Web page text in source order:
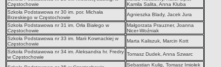
Częstochowie
Kamila Salita, Anna Kluba
Szkoła Podstawowa nr 30 im. por. Michała
Brzeskiego w Częstochowie
Agnieszka Blady, Jacek Jura
Szkoła Podstawowa nr 31 im. Orła Białego w
Częstochowie
Małgorzata Prauzner, Joanna
Nicer-Woźniak
Szkoła Podstawowa nr 33 im. Marii Kownackiej w
Częstochowie
Marta Kaliszuk, Marcin Kott
Szkoła Podstawowa nr 34 im. Aleksandra hr. Fredry
w Częstochowie
Tomasz Dudek, Anna Szwarc
Sebastian Kulig, Tomasz Imiołek